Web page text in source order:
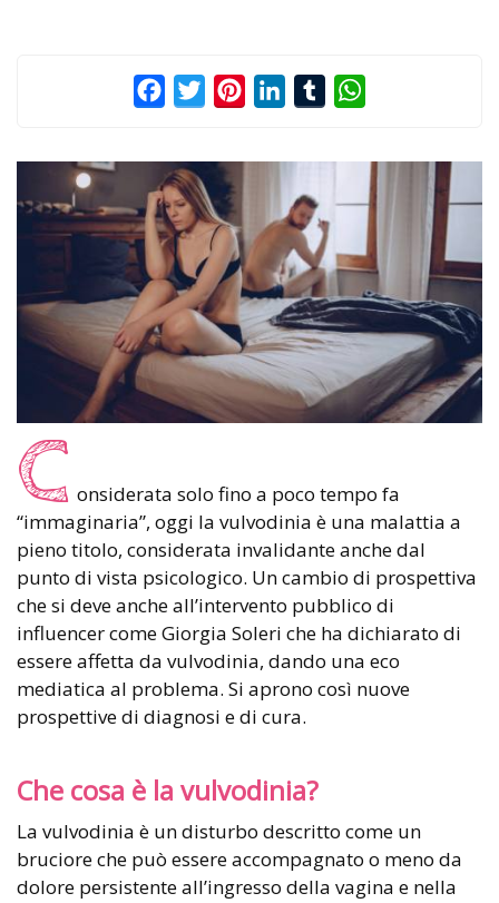
FacebookTwitterPinterestLinkedInTumblr
C onsiderata solo fino a poco tempo fa
“immaginaria”, oggi la vulvodinia è una malattia a
pieno titolo, considerata invalidante anche dal
punto di vista psicologico. Un cambio di prospettiva
che si deve anche all’intervento pubblico di
influencer come Giorgia Soleri che ha dichiarato di
essere affetta da vulvodinia, dando una eco
mediatica al problema. Si aprono così nuove
prospettive di diagnosi e di cura.
Che cosa è la vulvodinia?
La vulvodinia è un disturbo descritto come un
bruciore che può essere accompagnato o meno da
dolore persistente all’ingresso della vagina e nella